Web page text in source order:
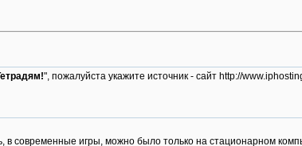
", пожалуйста укажите источник - сайт http://
в современные игры, можно было только на стационарном